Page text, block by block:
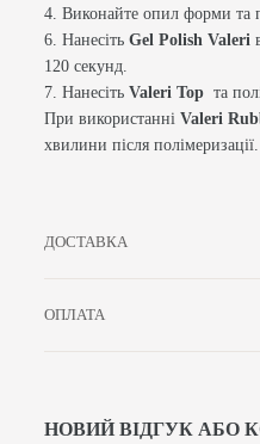
4. Виконайте опил форми та
6. Нанесіть Gel Polish Valeri
120 секунд.
7. Нанесіть Valeri Top та
При використанні Valeri
хвилини після полімеризації.
ДОСТАВКА
ОПЛАТА
НОВИЙ ВІДГУК АБО